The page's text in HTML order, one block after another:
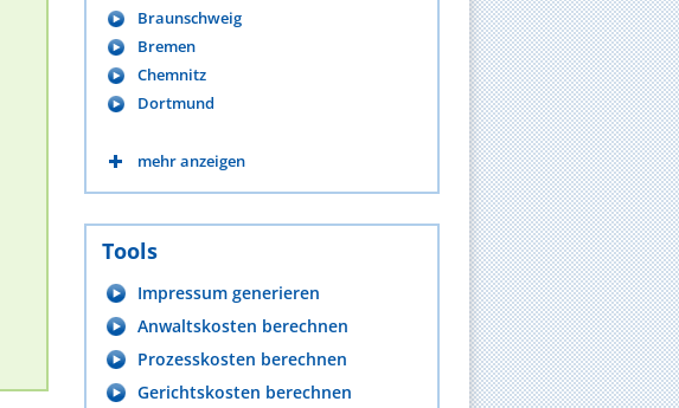
Braunschweig
Bremen
Chemnitz
Dortmund
mehr anzeigen
Tools
Impressum generieren
Anwaltskosten berechnen
Prozesskosten berechnen
Gerichtskosten berechnen